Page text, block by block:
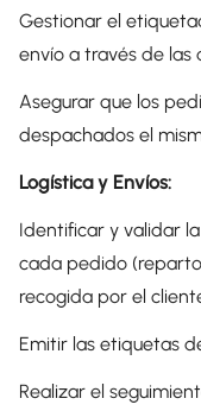
Gestionar el
envío a través de las
Asegurar que los
despachados el
Logística y Envíos:
Identificar y validar
cada pedido
recogida por el
Emitir las etiquetas
Realizar el